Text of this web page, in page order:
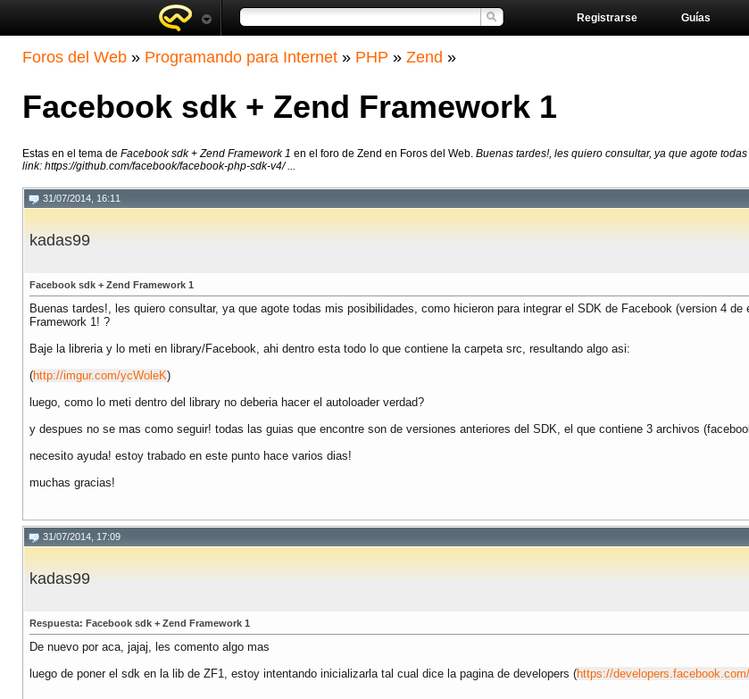
Guías
Registrarse
Foros del Web » Programando para Internet » PHP » Zend »
Facebook sdk + Zend Framework 1
Estas en el tema de Facebook sdk + Zend Framework 1 en el foro de Zend en Foros del Web. Buenas tardes!, les quiero consultar, ya que agote
link: https://github.com/facebook/facebook-php-sdk-v4/ ...
31/07/2014, 16:11
kadas99
Facebook sdk + Zend Framework 1
Buenas tardes!, les quiero consultar, ya que agote todas mis posibilidades, como hicieron para integrar el SDK de Facebook (version 4 de
Framework 1! ?
Baje la libreria y lo meti en library/Facebook, ahi dentro esta todo lo que contiene la carpeta src, resultando algo asi:
(http://imgur.com/ycWoleK)
luego, como lo meti dentro del library no deberia hacer el autoloader verdad?
y despues no se mas como seguir! todas las guias que encontre son de versiones anteriores del SDK, el que contiene 3 archivos
necesito ayuda! estoy trabado en este punto hace varios dias!
muchas gracias!
31/07/2014, 17:09
kadas99
Respuesta: Facebook sdk + Zend Framework 1
De nuevo por aca, jajaj, les comento algo mas
luego de poner el sdk en la lib de ZF1, estoy intentando inicializarla tal cual dice la pagina de developers (https://